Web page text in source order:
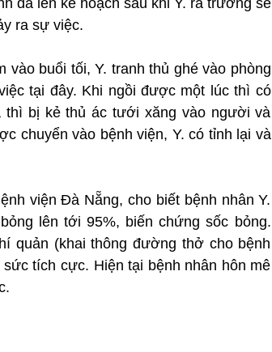
ra sự việc.
buổi tối, Y. tranh thủ ghé vào phòng
tại đây. Khi ngồi được một lúc thì có
bị kẻ thủ ác tưới xăng vào người và
chuyển vào bệnh viện, Y. có tỉnh lại và
viện Đà Nẵng, cho biết bệnh nhân Y.
lên tới 95%, biến chứng sốc bỏng.
quản (khai thông đường thở cho bệnh
tích cực. Hiện tại bệnh nhân hôn mê